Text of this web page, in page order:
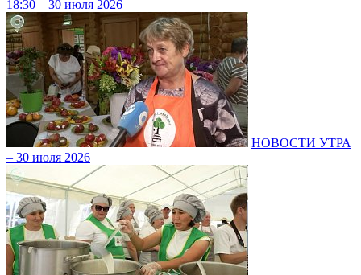
18:30 – 30 июля 2026
НОВОСТИ УТРА
– 30 июля 2026